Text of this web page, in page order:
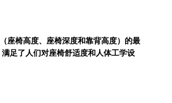
座椅高度、座椅深度和靠背高度）的最
足了人们对座椅舒适度和人体工学设